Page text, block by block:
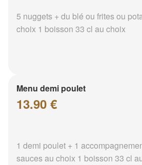
5 nuggets + du blé ou frites ou
choix 1 boisson 33 cl au choix
Menu demi poulet
13.90 €
1 demi poulet + 1
sauces au choix 1 boisson 33 cl